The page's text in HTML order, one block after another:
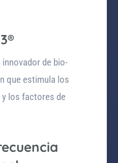
de bio-
que estimula los
los factores de